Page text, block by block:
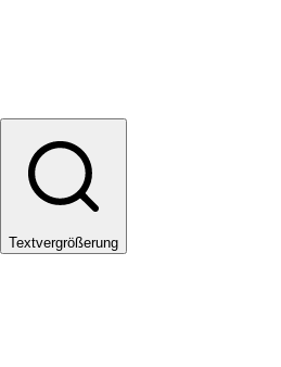
Textvergrößerung